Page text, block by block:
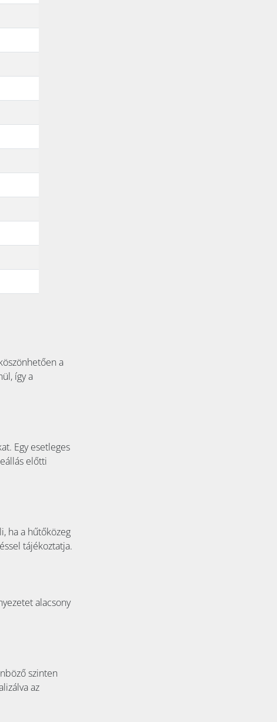
a
így a
Egy esetleges
előtti
ha a hűtőközeg
tájékoztatja.
alacsony
szinten
az